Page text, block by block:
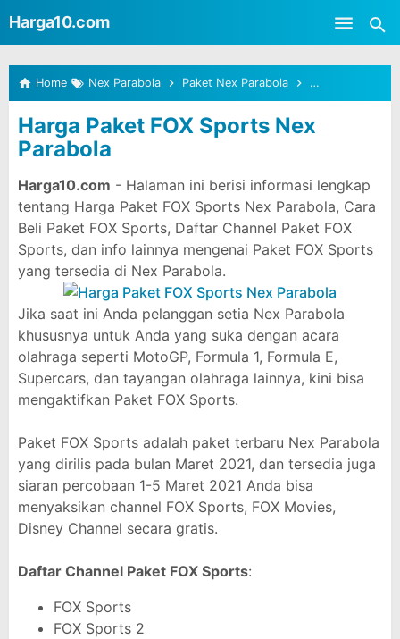
Harga10.com
Home Nex Parabola Paket Nex Parabola TV Berlangganan
Harga Paket FOX Sports Nex
Parabola
Harga10.com - Halaman ini berisi informasi lengkap
tentang Harga Paket FOX Sports Nex Parabola, Cara
Beli Paket FOX Sports, Daftar Channel Paket FOX
Sports, dan info lainnya mengenai Paket FOX Sports
yang tersedia di Nex Parabola.
Jika saat ini Anda pelanggan setia Nex Parabola
khususnya untuk Anda yang suka dengan acara
olahraga seperti MotoGP, Formula 1, Formula E,
Supercars, dan tayangan olahraga lainnya, kini bisa
mengaktifkan Paket FOX Sports.
Paket FOX Sports adalah paket terbaru Nex Parabola
yang dirilis pada bulan Maret 2021, dan tersedia juga
siaran percobaan 1-5 Maret 2021 Anda bisa
menyaksikan channel FOX Sports, FOX Movies,
Disney Channel secara gratis.
Daftar Channel Paket FOX Sports:
FOX Sports
FOX Sports 2